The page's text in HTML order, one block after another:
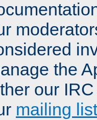
the
our
mailing